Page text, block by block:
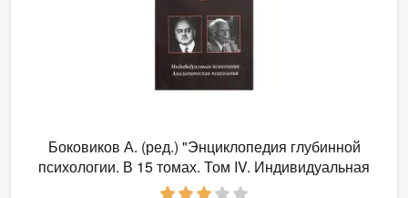
Боковиков А. (ред.) "Энциклопедия глубинной
психологии. В 15 томах. Том IV. Индивидуальная
психология. Аналитическая психология"